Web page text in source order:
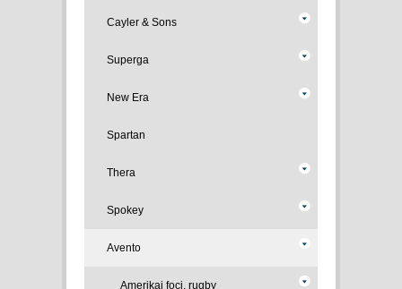
Cayler & Sons
Superga
New Era
Spartan
Thera
Spokey
Avento
Amerikai foci, rugby